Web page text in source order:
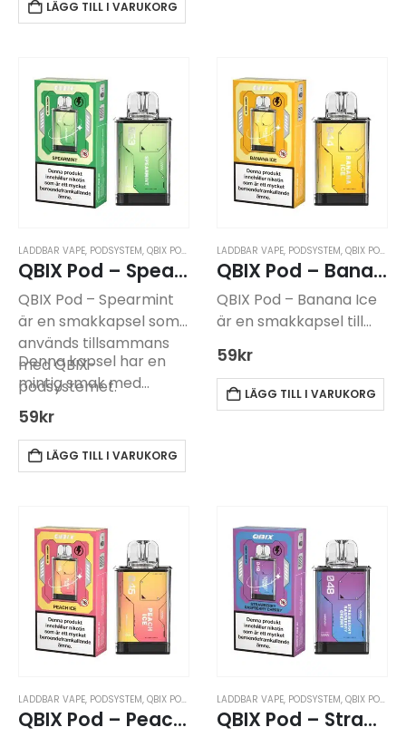
LÄGG TILL I VARUKORG
LADDBAR VAPE, PODSYSTEM, QBIX PODSYSTEM
QBIX Pod – Spearmint -14mg
QBIX Pod – Spearmint
är en smakkapsel som
används tillsammans
med QBIX-
podsystemet.
Produkten kräver ett
användning, som köps
separat: QBIX Batteri.
Denna kapsel har en
mintig smak med…
59kr
LÄGG TILL I VARUKORG
LADDBAR VAPE, PODSYSTEM, QBIX PODSYSTEM
QBIX Pod – Banana Ice -14mg
QBIX Pod – Banana Ice
är en smakkapsel till
QBIX-
Kapseln kräver ett
kompatibelt batteri,
59kr
LÄGG TILL I VARUKORG
LADDBAR VAPE, PODSYSTEM, QBIX PODSYSTEM
QBIX Pod – Peach Ice -14mg
LADDBAR VAPE, PODSYSTEM, QBIX PODSYSTEM
QBIX Pod – Strawberry Raspberry Cherry-14mg